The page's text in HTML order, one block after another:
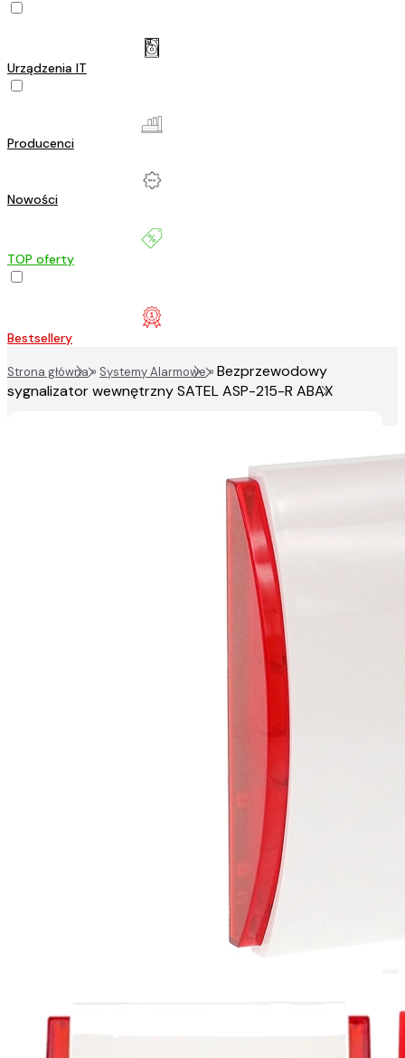
Urządzenia IT
Producenci
Nowości
TOP oferty
Bestsellery
Strona główna» Systemy Alarmowe»Bezprzewodowy
sygnalizator wewnętrzny SATEL ASP-215-R ABAX